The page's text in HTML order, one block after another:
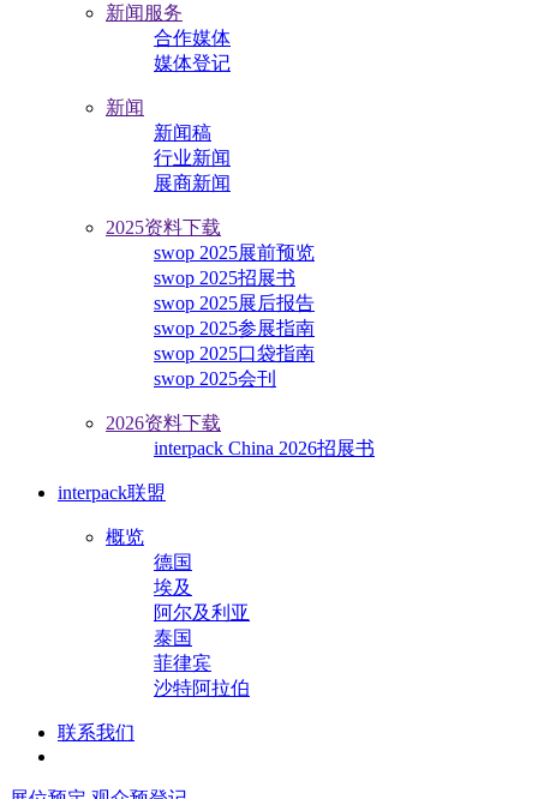
新闻服务
合作媒体
媒体登记
新闻
新闻稿
行业新闻
展商新闻
2025资料下载
swop 2025展前预览
swop 2025招展书
swop 2025展后报告
swop 2025参展指南
swop 2025口袋指南
swop 2025会刊
2026资料下载
interpack China 2026招展书
interpack联盟
概览
德国
埃及
阿尔及利亚
泰国
菲律宾
沙特阿拉伯
联系我们